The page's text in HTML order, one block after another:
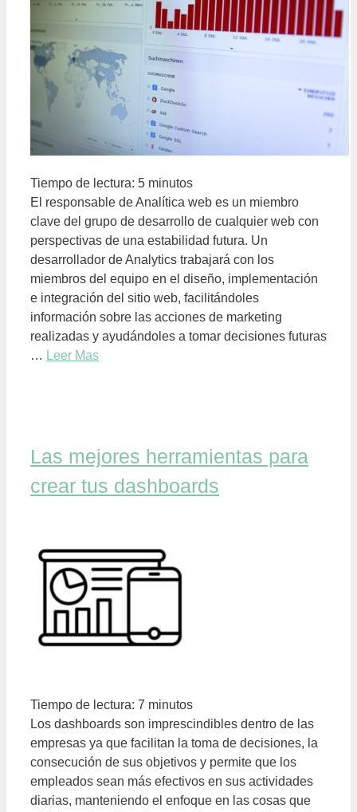
Tiempo de lectura: 5 minutos
El responsable de Analítica web es un miembro
clave del grupo de desarrollo de cualquier web con
perspectivas de una estabilidad futura. Un
desarrollador de Analytics trabajará con los
miembros del equipo en el diseño, implementación
e integración del sitio web, facilitándoles
información sobre las acciones de marketing
realizadas y ayudándoles a tomar decisiones futuras
… Leer Mas
Las mejores herramientas para
crear tus dashboards
Tiempo de lectura: 7 minutos
Los dashboards son imprescindibles dentro de las
empresas ya que facilitan la toma de decisiones, la
consecución de sus objetivos y permite que los
empleados sean más efectivos en sus actividades
diarias, manteniendo el enfoque en las cosas que